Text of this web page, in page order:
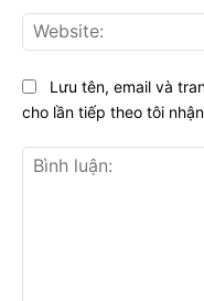
Lưu tên, email và
cho lần tiếp theo tôi